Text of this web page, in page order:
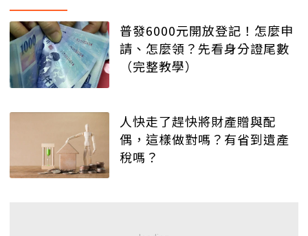
普發6000元開放登記！怎麼申
請、怎麼領？先看身分證尾數
（完整教學）
人快走了趕快將財產贈與配
偶，這樣做對嗎？有省到遺產
稅嗎？